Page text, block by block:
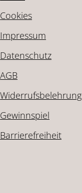
Cookies
Impressum
Datenschutz
AGB
Widerrufsbelehrung
Gewinnspiel
Barrierefreiheit